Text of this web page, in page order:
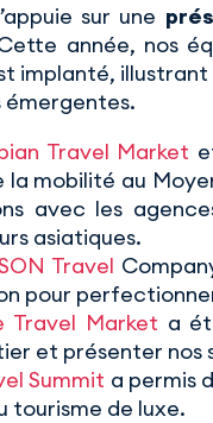
sur une
année, nos
implanté,
Travel Market
la mobilité au
avec les
asiatiques.
Travel
pour
Travel Market a
et présenter nos
Summit a permis
tourisme de luxe.